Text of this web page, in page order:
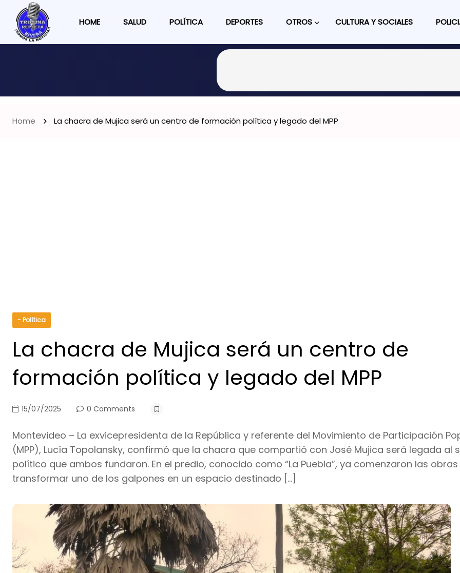
HOME SALUD POLÍTICA DEPORTES OTROS CULTURA Y SOCIALES
Home La chacra de Mujica será un centro de formación política y legado del MPP
- Política
La chacra de Mujica será un centro de
formación política y legado del MPP
15/07/2025 0 Comments
Montevideo – La exvicepresidenta de la República y referente del Movimiento de Participación
(MPP), Lucía Topolansky, confirmó que la chacra que compartió con José Mujica será legada al
político que ambos fundaron. En el predio, conocido como “La Puebla”, ya comenzaron las
transformar uno de los galpones en un espacio destinado […]